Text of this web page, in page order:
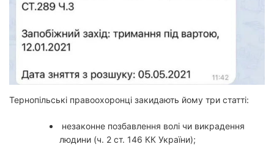
Тернопільські правоохоронці закидають йому три статті:
незаконне позбавлення волі чи викрадення
людини (ч. 2 ст. 146 КК України);